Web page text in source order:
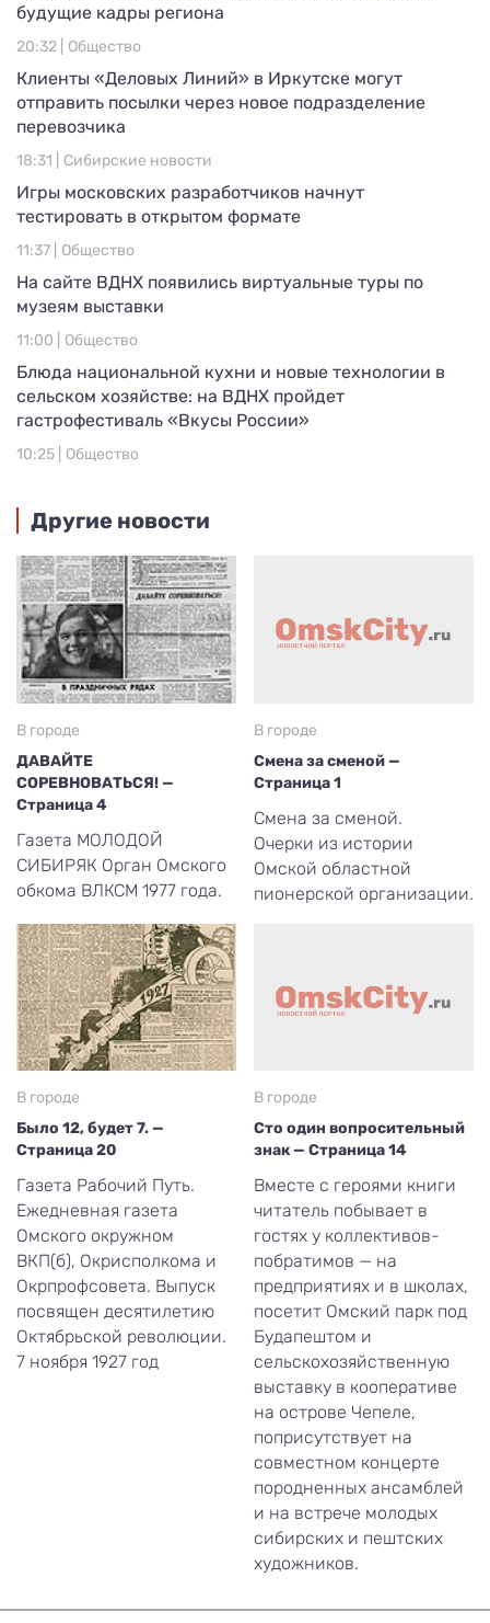
будущие кадры региона
20:32 | Общество
Клиенты «Деловых Линий» в Иркутске могут
отправить посылки через новое подразделение
перевозчика
18:31 | Сибирские новости
Игры московских разработчиков начнут
тестировать в открытом формате
11:37 | Общество
На сайте ВДНХ появились виртуальные туры по
музеям выставки
11:00 | Общество
Блюда национальной кухни и новые технологии в
сельском хозяйстве: на ВДНХ пройдет
гастрофестиваль «Вкусы России»
10:25 | Общество
Другие новости
В городе
ДАВАЙТЕ
СОРЕВНОВАТЬСЯ! —
Страница 4
Газета МОЛОДОЙ
СИБИРЯК Орган Омского
обкома ВЛКСМ 1977 года.
В городе
Смена за сменой —
Страница 1
Смена за сменой.
Очерки из истории
Омской областной
пионерской организации.
В городе
Было 12, будет 7. —
Страница 20
Газета Рабочий Путь.
Ежедневная газета
Омского окружном
ВКП(б), Окрисполкома и
Окрпрофсовета. Выпуск
посвящен десятилетию
Октябрьской революции.
7 ноября 1927 год
В городе
Сто один вопросительный
знак — Страница 14
Вместе с героями книги
читатель побывает в
гостях у коллективов-
побратимов — на
предприятиях и в школах,
посетит Омский парк под
Будапештом и
сельскохозяйственную
выставку в кооперативе
на острове Чепеле,
поприсутствует на
совместном концерте
породненных ансамблей
и на встрече молодых
сибирских и пештских
художников.